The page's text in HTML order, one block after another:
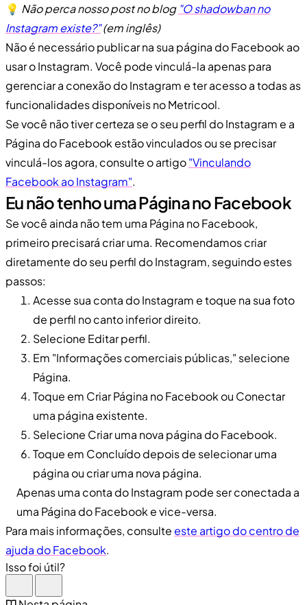
💡 Não perca nosso post no blog "O shadowban no
Instagram existe?"(em inglês)
Não é necessário publicar na sua página do Facebook ao
usar o Instagram. Você pode vinculá-la apenas para
gerenciar a conexão do Instagram e ter acesso a todas as
funcionalidades disponíveis no Metricool.
Se você não tiver certeza se o seu perfil do Instagram e a
Página do Facebook estão vinculados ou se precisar
vinculá-los agora, consulte o artigo"Vinculando
Facebook ao Instagram".
Eu não tenho uma Página no Facebook
Se você ainda não tem uma Página no Facebook,
primeiro precisará criar uma. Recomendamos criar
diretamente do seu perfil do Instagram, seguindo estes
passos:
Acesse sua conta do Instagram e toque na sua foto
de perfil no canto inferior direito.
Selecione Editar perfil.
Em "Informações comerciais públicas," selecione
Página.
Toque em Criar Página no Facebook ou Conectar
uma página existente.
Selecione Criar uma nova página do Facebook.
Toque em Concluído depois de selecionar uma
página ou criar uma nova página.
Apenas uma conta do Instagram pode ser conectada a
uma Página do Facebook e vice-versa.
Para mais informações, consulteeste artigo do centro de
ajuda do Facebook.
Isso foi útil?